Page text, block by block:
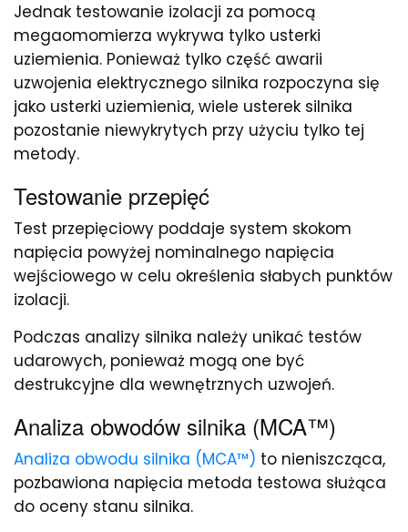
Jednak testowanie izolacji za pomocą
megaomomierza wykrywa tylko usterki
uziemienia. Ponieważ tylko część awarii
uzwojenia elektrycznego silnika rozpoczyna się
jako usterki uziemienia, wiele usterek silnika
pozostanie niewykrytych przy użyciu tylko tej
metody.
Testowanie przepięć
Test przepięciowy poddaje system skokom
napięcia powyżej nominalnego napięcia
wejściowego w celu określenia słabych punktów
izolacji.
Podczas analizy silnika należy unikać testów
udarowych, ponieważ mogą one być
destrukcyjne dla wewnętrznych uzwojeń.
Analiza obwodów silnika (MCA™)
Analiza obwodu silnika (MCA™) to nieniszcząca,
pozbawiona napięcia metoda testowa służąca
do oceny stanu silnika.